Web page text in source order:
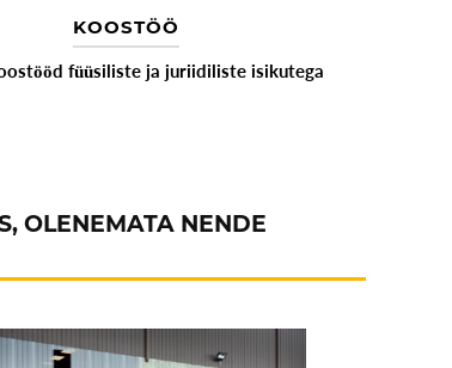
KOOSTÖÖ
füüsiliste ja juriidiliste isikutega
OLENEMATA NENDE